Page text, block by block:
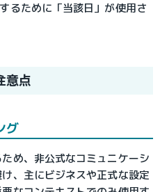
るために「当該日」が使用さ
意点
グ
め、非公式なコミュニケーシ
、主にビジネスや正式な設定